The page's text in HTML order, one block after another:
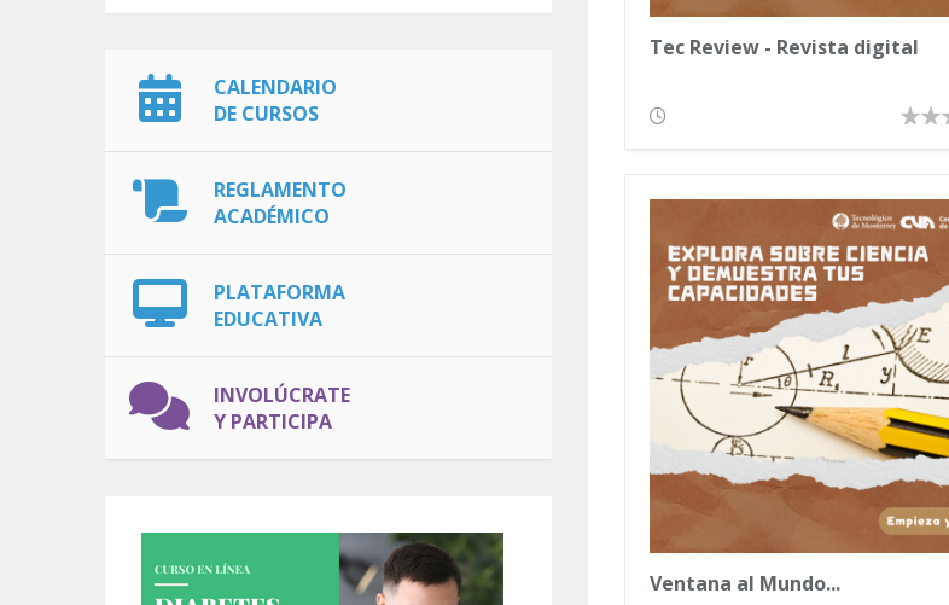
CALENDARIO
DE CURSOS
REGLAMENTO
ACADÉMICO
PLATAFORMA
EDUCATIVA
INVOLÚCRATE
Y PARTICIPA
Tec Review - Revista digital
Ventana al Mundo...